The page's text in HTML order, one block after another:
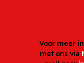
Voor meer
met ons via